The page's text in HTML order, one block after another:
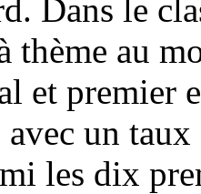
Dans le
thème au
et premier
un
les dix